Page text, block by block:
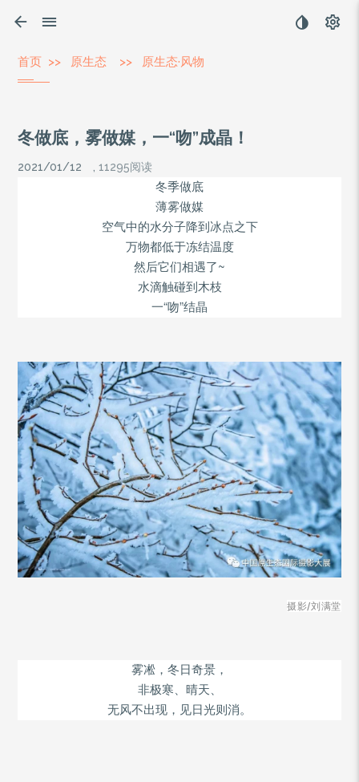
首页 >> 原生态 >> 原生态·风物
冬做底，雾做媒，一“吻”成晶！
2021/01/12 ,11295阅读
冬季做底
薄雾做媒
空气中的水分子降到冰点之下
万物都低于冻结温度
然后它们相遇了~
水滴触碰到木枝
一“吻”结晶
摄影/刘满堂
雾凇，冬日奇景，
非极寒、晴天、
无风不出现，见日光则消。